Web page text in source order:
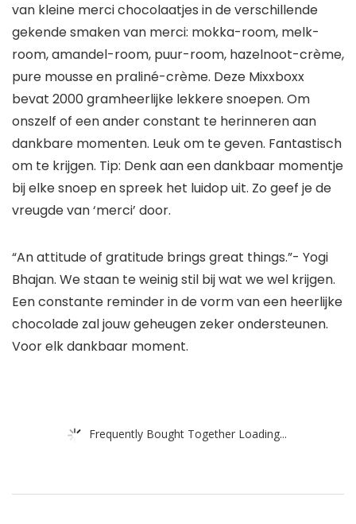
van kleine merci chocolaatjes in de verschillende
gekende smaken van merci: mokka-room, melk-
room, amandel-room, puur-room, hazelnoot-crème,
pure mousse en praliné-crème. Deze Mixxboxx
bevat 2000 gramheerlijke lekkere snoepen. Om
onszelf of een ander constant te herinneren aan
dankbare momenten. Leuk om te geven. Fantastisch
om te krijgen. Tip: Denk aan een dankbaar momentje
bij elke snoep en spreek het luidop uit. Zo geef je de
vreugde van ‘merci’ door.
“An attitude of gratitude brings great things.”- Yogi
Bhajan. We staan te weinig stil bij wat we wel krijgen.
Een constante reminder in de vorm van een heerlijke
chocolade zal jouw geheugen zeker ondersteunen.
Voor elk dankbaar moment.
Frequently Bought Together Loading...